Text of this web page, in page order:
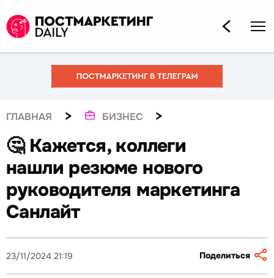
ГЛАВНАЯ > БИЗНЕС >
🤔 Кажется, коллеги
нашли резюме нового
руководителя маркетинга
Санлайт
23/11/2024 21:19 Поделиться